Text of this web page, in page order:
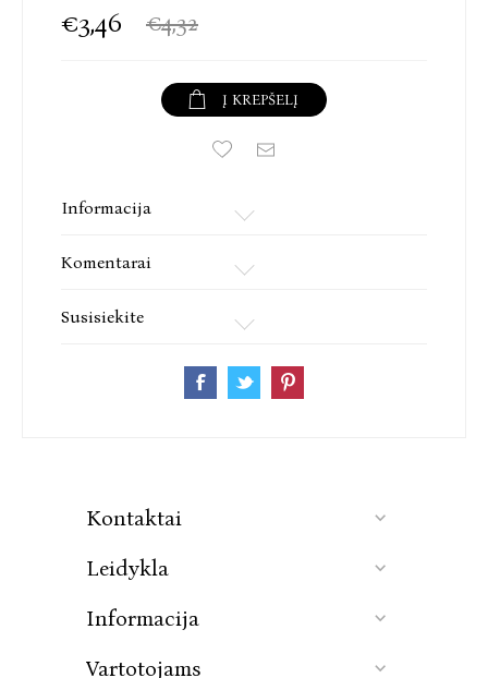
€3,46 €4,32
Į KREPŠELĮ
Informacija
Komentarai
Susisiekite
Kontaktai
Leidykla
Informacija
Vartotojams